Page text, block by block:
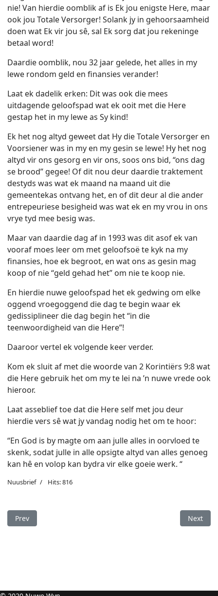
nie! Van hierdie oomblik af is Ek jou enigste Here, maar
ook jou Totale Versorger! Solank jy in gehoorsaamheid
doen wat Ek vir jou sê, sal Ek sorg dat jou rekeninge
betaal word!
Daardie oomblik, nou 32 jaar gelede, het alles in my
lewe rondom geld en finansies verander!
Laat ek dadelik erken: Dit was ook die mees
uitdagende geloofspad wat ek ooit met die Here
gestap het in my lewe as Sy kind!
Ek het nog altyd geweet dat Hy die Totale Versorger en
Voorsiener was in my en my gesin se lewe! Hy het nog
altyd vir ons gesorg en vir ons, soos ons bid, “ons dag
se brood” gegee! Of dit nou deur daardie traktement
destyds was wat ek maand na maand uit die
gemeentekas ontvang het, en of dit deur al die ander
entrepeuriese besigheid was wat ek en my vrou in ons
vrye tyd mee besig was.
Maar van daardie dag af in 1993 was dit asof ek van
vooraf moes leer om met geloofsoë te kyk na my
finansies, hoe ek begroot, en wat ons as gesin mag
koop of nie “geld gehad het” om nie te koop nie.
En hierdie nuwe geloofspad het ek gedwing om elke
oggend vroegoggend die dag te begin waar ek
gedissiplineer die dag begin het “in die
teenwoordigheid van die Here”!
Daaroor vertel ek volgende keer verder.
Kom ek sluit af met die woorde van 2 Korintiërs 9:8 wat
die Here gebruik het om my te lei na ’n nuwe vrede ook
hieroor.
Laat asseblief toe dat die Here self met jou deur
hierdie vers sê wat jy vandag nodig het om te hoor:
“En God is by magte om aan julle alles in oorvloed te
skenk, sodat julle in alle opsigte altyd van alles genoeg
kan hê en volop kan bydra vir elke goeie werk. “
Nuusbrief Hits: 816
Previous article: In Sy teenwoordigheid leer ’n mens om
Prev Next
Next